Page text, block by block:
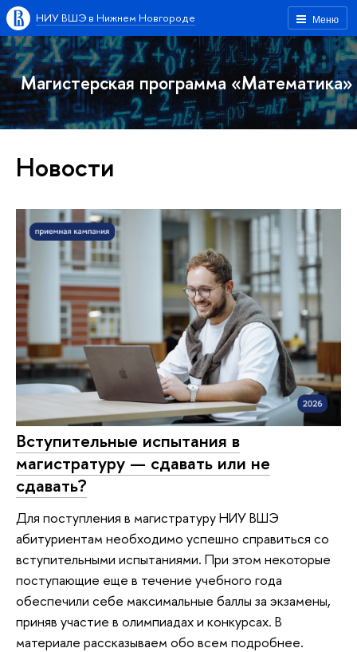
Меню
НИУ ВШЭ в Нижнем Новгороде
Магистерская программа «Математика»
Новости
Вступительные испытания в
магистратуру — сдавать или не
сдавать?
Для поступления в магистратуру НИУ ВШЭ
абитуриентам необходимо успешно справиться со
вступительными испытаниями. При этом некоторые
поступающие еще в течение учебного года
обеспечили себе максимальные баллы за экзамены,
приняв участие в олимпиадах и конкурсах. В
материале рассказываем обо всем подробнее.